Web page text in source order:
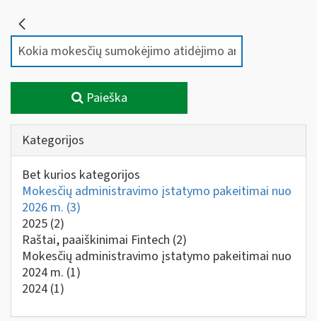
Paieška
Kategorijos
Bet kurios kategorijos
Mokesčių administravimo įstatymo pakeitimai nuo
2026 m. (3)
2025 (2)
Raštai, paaiškinimai Fintech (2)
Mokesčių administravimo įstatymo pakeitimai nuo
2024 m. (1)
2024 (1)